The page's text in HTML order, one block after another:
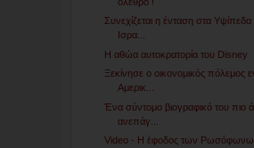
Συνεχίζεται η ένταση στα
Ισρα...
Η αθώα αυτοκρατορία του Disney
Ξεκίνησε ο οικονομικός πόλεμος
Αμερικ...
Ένα σύντομο βιογραφικό του πιο
ανεπάγ...
Video - Η έφοδος των